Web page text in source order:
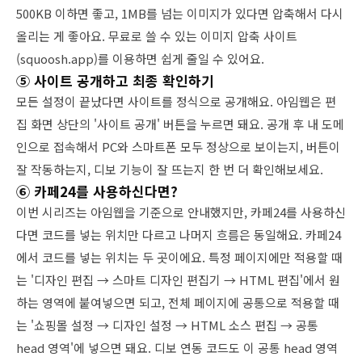
500KB 이하면 좋고, 1MB를 넘는 이미지가 있다면 압축해서 다시
올리는 게 좋아요. 무료로 쓸 수 있는 이미지 압축 사이트
(squoosh.app)를 이용하면 쉽게 줄일 수 있어요.
⑤ 사이트 공개하고 최종 확인하기
모든 설정이 끝났다면 사이트를 정식으로 공개해요. 아임웹은 편
집 화면 상단의 '사이트 공개' 버튼을 누르면 돼요. 공개 후 내 도메
인으로 접속해서 PC와 스마트폰 모두 정상으로 보이는지, 버튼이
잘 작동하는지, 디보 기능이 잘 뜨는지 한 번 더 확인해보세요.
⑥ 카페24를 사용하신다면?
이번 시리즈는 아임웹을 기준으로 안내했지만, 카페24를 사용하신
다면 코드를 넣는 위치만 다르고 나머지 흐름은 동일해요. 카페24
에서 코드를 넣는 위치는 두 곳이에요. 특정 페이지에만 적용할 때
는 '디자인 편집 → 스마트 디자인 편집기 → HTML 편집'에서 원
하는 영역에 붙여넣으면 되고, 전체 페이지에 공통으로 적용할 때
는 '쇼핑몰 설정 → 디자인 설정 → HTML 소스 편집 → 공통
head 영역'에 넣으면 돼요. 디보 연동 코드도 이 공통 head 영역